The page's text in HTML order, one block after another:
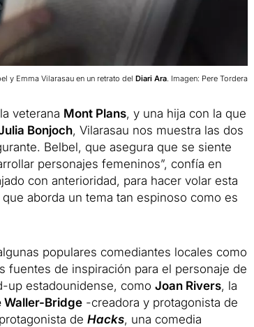
y Emma Vilarasau en un retrato del Diari Ara. Imagen: Pere Tordera
veterana Mont Plans, y una hija con la que
Bonjoch, Vilarasau nos muestra las dos
Belbel, que asegura que se siente
personajes femeninos”, confía en
con anterioridad, para hacer volar esta
aborda un tema tan espinoso como es
populares comediantes locales como
fuentes de inspiración para el personaje de
up estadounidense, como Joan Rivers, la
Waller-Bridge-creadora y protagonista de
de Hacks, una comedia